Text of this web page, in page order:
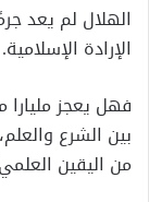
الهلال لم يعد
الإرادة الإسلامية.
فهل يعجز
بين الشرع
من اليقين